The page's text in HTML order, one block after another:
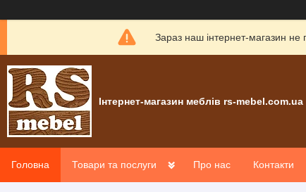
Зараз наш інтернет-магазин не
Інтернет-магазин меблів rs-mebel.com.ua
Головна Товари та послуги Про нас Контакти